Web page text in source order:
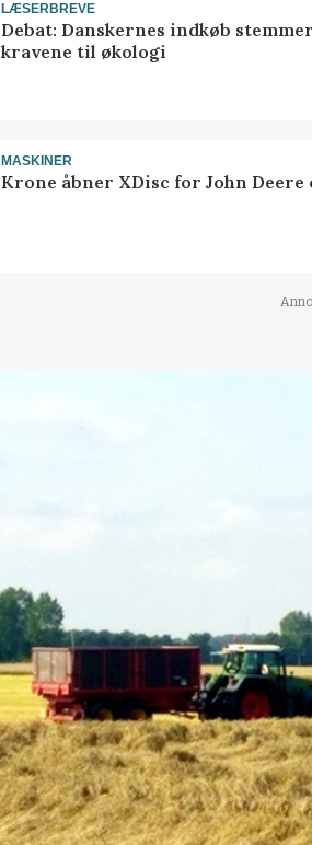
LÆSERBREVE
Debat: Danskernes indkøb
kravene til økologi
MASKINER
Krone åbner XDisc for John Deere